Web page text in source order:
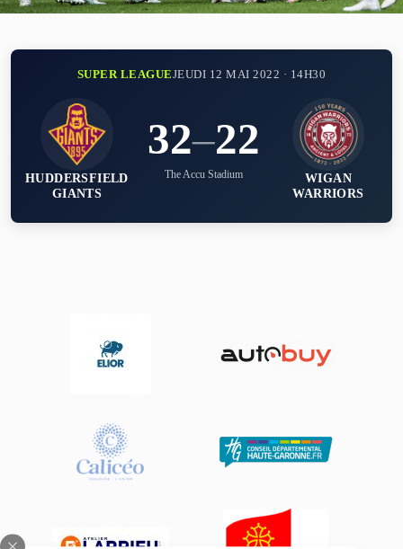
SUPER LEAGUEJEUDI 12 MAI 2022 · 14H30
HUDDERSFIELD
GIANTS
32–22
The Accu Stadium
WIGAN
WARRIORS